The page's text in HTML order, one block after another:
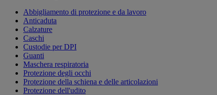
Abbigliamento di protezione e da lavoro
Anticaduta
Calzature
Caschi
Custodie per DPI
Guanti
Maschera respiratoria
Protezione degli occhi
Protezione della schiena e delle articolazioni
Protezione dell'udito